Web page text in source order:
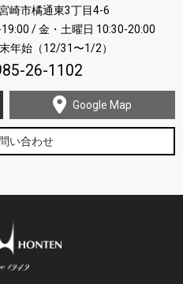
崎市橘通東3丁目4-6
/ 金・土曜日 10:30-20:00
年始（12/31〜1/2）
26-1102
Google Map
い合わせ